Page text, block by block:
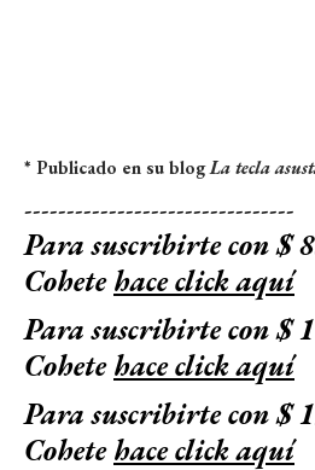
* Publicado en su blogLa tecla
--------------------------------
Para suscribirte con $
Cohetehace click aquí
Para suscribirte con $
Cohetehace click aquí
Para suscribirte con $
Cohetehace click aquí